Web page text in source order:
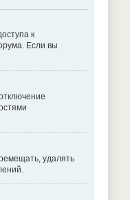
к
Если вы
удалять